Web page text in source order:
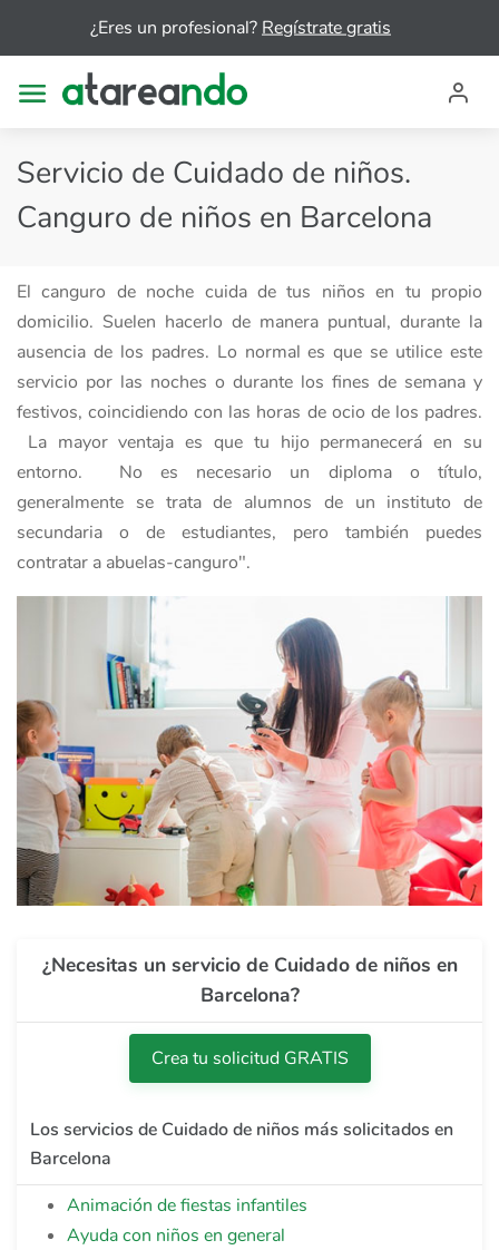
¿Eres un profesional?Regístrate gratis
Servicio de Cuidado de niños.
Canguro de niños en Barcelona
El canguro de noche cuida de tus niños en tu propio
domicilio. Suelen hacerlo de manera puntual, durante la
ausencia de los padres. Lo normal es que se utilice este
servicio por las noches o durante los fines de semana y
festivos, coincidiendo con las horas de ocio de los padres.
La mayor ventaja es que tu hijo permanecerá en su
entorno. No es necesario un diploma o título,
generalmente se trata de alumnos de un instituto de
secundaria o de estudiantes, pero también puedes
contratar a abuelas-canguro".
¿Necesitas un servicio de Cuidado de niños en
Barcelona?
Crea tu solicitud GRATIS
Los servicios de Cuidado de niños más solicitados en
Barcelona
Animación de fiestas infantiles
Ayuda con niños en general